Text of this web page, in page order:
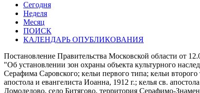
Сегодня
Неделя
Месяц
ПОИСК
КАЛЕНДАРЬ ОПУБЛИКОВАНИЯ
Постановление Правительства Московской области от
"Об установлении зон охраны объекта культурного
Серафима Саровского; кельи первого типа; кельи
апостола и евангелиста Иоанна, 1912 г.; келья св.
Домодедово, село Битягово, территория Серафимо-